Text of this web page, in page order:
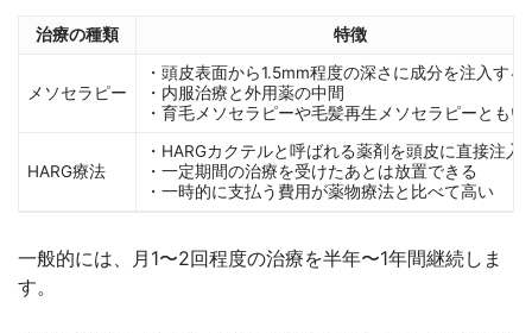
治療の種類 特徴
メソセラピー
・頭皮表面から1.5mm程度の深さに成分を注入する
・内服治療と外用薬の中間
・育毛メソセラピーや毛髪再生メソセラピーともい
HARG療法
・HARGカクテルと呼ばれる薬剤を頭皮に直接注入
・一定期間の治療を受けたあとは放置できる
・一時的に支払う費用が薬物療法と比べて高い
一般的には、月1〜2回程度の治療を半年〜1年間継続しま
す。